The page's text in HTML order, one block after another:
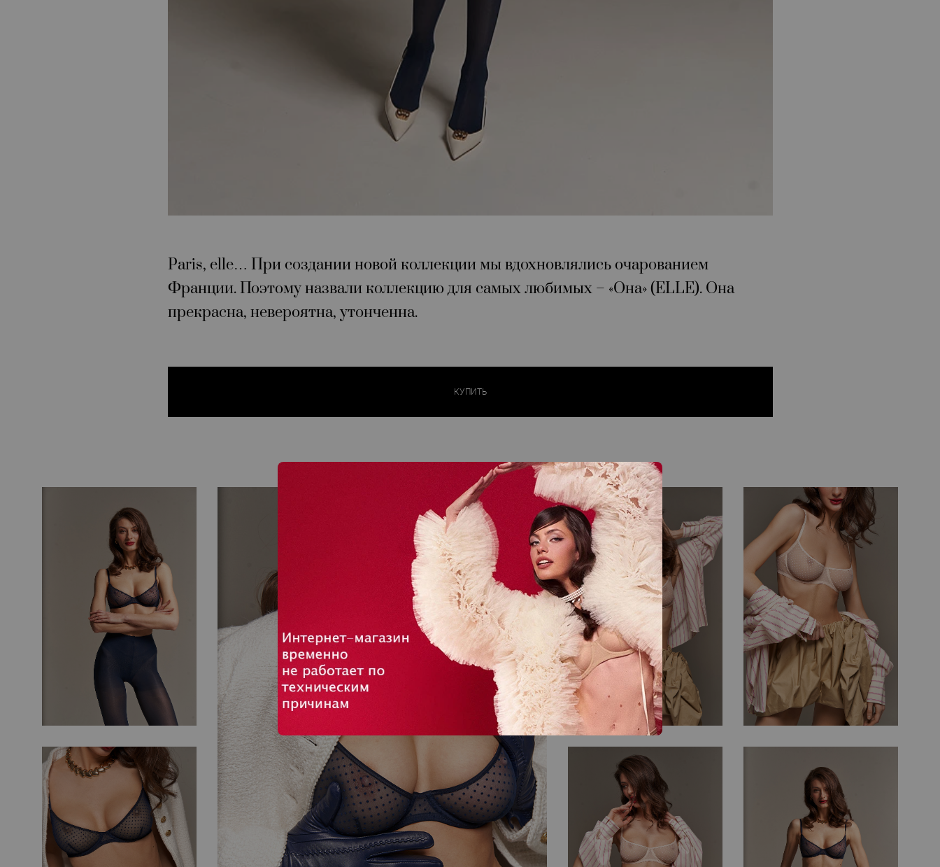
Paris, elle… При создании новой коллекции мы вдохновлялись очарованием
Франции. Поэтому назвали коллекцию для самых любимых – «Она» (ELLE). Она
прекрасна, невероятна, утонченна.
КУПИТЬ